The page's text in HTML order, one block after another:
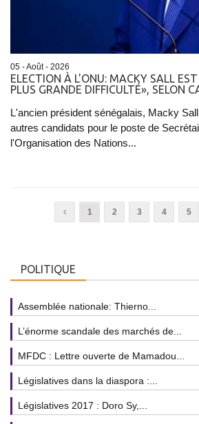
05 - Août - 2026
ELECTION À L'ONU: MACKY SALL
PLUS GRANDE DIFFICULTÉ», SELON
L'ancien président sénégalais, Macky
autres candidats pour le poste de
l'Organisation des Nations...
1 2 3 4 5
POLITIQUE
Assemblée nationale: Thierno...
L’énorme scandale des marchés de...
MFDC : Lettre ouverte de Mamadou...
Législatives dans la diaspora :...
Législatives 2017 : Doro Sy,...